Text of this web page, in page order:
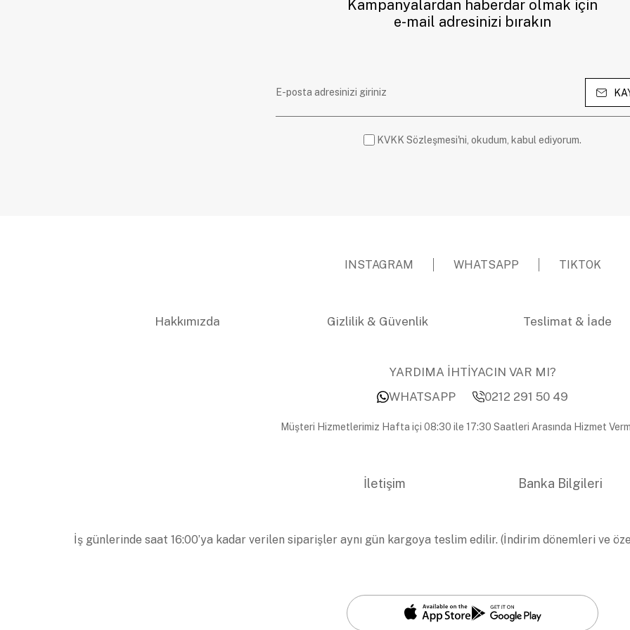
Kampanyalardan haberdar olmak için
e-mail adresinizi bırakın
KVKK Sözleşmesi'ni, okudum, kabul ediyorum.
INSTAGRAM WHATSAPP TIKTOK
Hakkımızda Gizlilik & Güvenlik Teslimat & İade
YARDIMA İHTİYACIN VAR MI?
WHATSAPP
0212 291 50 49
Müşteri Hizmetlerimiz Hafta içi 08:30 ile 17:30 Saatleri Arasında Hizmet
İletişim Banka Bilgileri
İş günlerinde saat 16:00’ya kadar verilen siparişler aynı gün kargoya teslim edilir. (İndirim dönemleri ve